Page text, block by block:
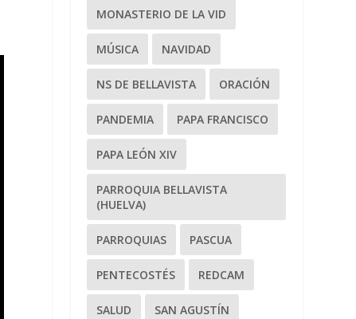
MONASTERIO DE LA VID
MÚSICA NAVIDAD
NS DE BELLAVISTA ORACIÓN
PANDEMIA PAPA FRANCISCO
PAPA LEÓN XIV
PARROQUIA BELLAVISTA
(HUELVA)
PARROQUIAS PASCUA
PENTECOSTÉS REDCAM
SALUD SAN AGUSTÍN